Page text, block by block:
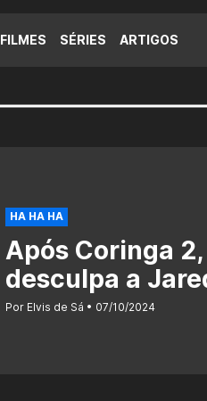
FILMES SÉRIES ARTIGOS
HA HA HA
Após Coringa
desculpa a
Por Elvis de Sá 07/10/2024